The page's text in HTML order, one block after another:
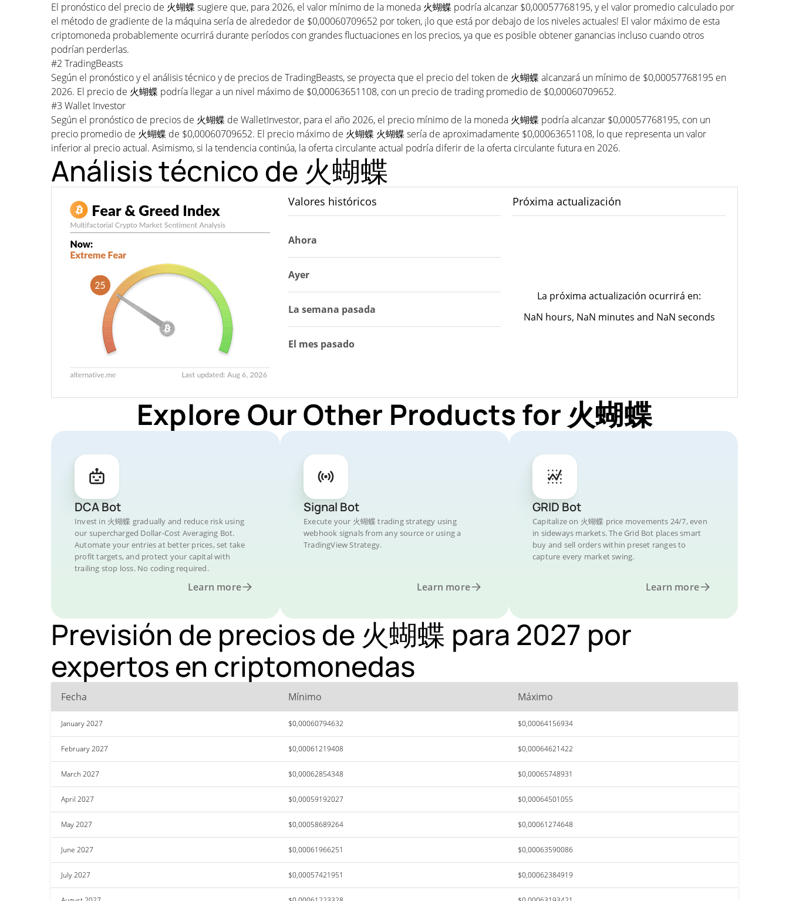
El pronóstico del precio de 火蝴蝶 sugiere que, para 2026, el valor mínimo de la moneda 火蝴蝶 podría alcanzar $0,00057768195, y el valor promedio calculado por
el método de gradiente de la máquina sería de alrededor de $0,00060709652 por token, ¡lo que está por debajo de los niveles actuales! El valor máximo de esta
criptomoneda probablemente ocurrirá durante períodos con grandes fluctuaciones en los precios, ya que es posible obtener ganancias incluso cuando otros
podrían perderlas.
#2 TradingBeasts
Según el pronóstico y el análisis técnico y de precios de TradingBeasts, se proyecta que el precio del token de 火蝴蝶 alcanzará un mínimo de $0,00057768195 en
2026. El precio de 火蝴蝶 podría llegar a un nivel máximo de $0,00063651108, con un precio de trading promedio de $0,00060709652.
#3 Wallet Investor
Según el pronóstico de precios de 火蝴蝶 de WalletInvestor, para el año 2026, el precio mínimo de la moneda 火蝴蝶 podría alcanzar $0,00057768195, con un
precio promedio de 火蝴蝶 de $0,00060709652. El precio máximo de 火蝴蝶 火蝴蝶 sería de aproximadamente $0,00063651108, lo que representa un valor
inferior al precio actual. Asimismo, si la tendencia continúa, la oferta circulante actual podría diferir de la oferta circulante futura en 2026.
Análisis técnico de 火蝴蝶
Valores históricos
Ahora
Ayer
La semana pasada
El mes pasado
Próxima actualización
La próxima actualización ocurrirá en:
NaN hours, NaN minutes and NaN seconds
Explore Our Other Products for 火蝴蝶
DCA Bot
Invest in 火蝴蝶 gradually and reduce risk using
our supercharged Dollar-Cost Averaging Bot.
Automate your entries at better prices, set take
profit targets, and protect your capital with
trailing stop loss. No coding required.
Learn more
Signal Bot
Execute your 火蝴蝶 trading strategy using
webhook signals from any source or using a
TradingView Strategy.
Learn more
GRID Bot
Capitalize on 火蝴蝶 price movements 24/7, even
in sideways markets. The Grid Bot places smart
buy and sell orders within preset ranges to
capture every market swing.
Learn more
Previsión de precios de 火蝴蝶 para 2027 por
expertos en criptomonedas
Fecha Mínimo Máximo
January 2027 $0,00060794632 $0,00064156934
February 2027 $0,00061219408 $0,00064621422
March 2027 $0,00062854348 $0,00065748931
April 2027 $0,00059192027 $0,00064501055
May 2027 $0,00058689264 $0,00061274648
June 2027 $0,00061966251 $0,00063590086
July 2027 $0,00057421951 $0,00062384919